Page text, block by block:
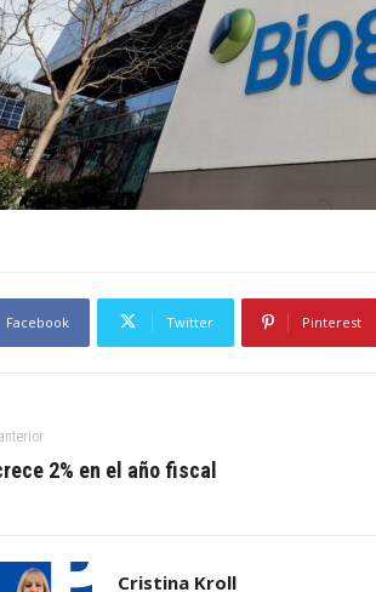
Facebook Twitter Pinterest
2% en el año fiscal
Cristina Kroll